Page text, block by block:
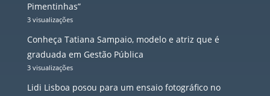
Pimentinhas”
3 visualizações
Conheça Tatiana Sampaio, modelo e atriz que é
graduada em Gestão Pública
3 visualizações
Lidi Lisboa posou para um ensaio fotográfico no